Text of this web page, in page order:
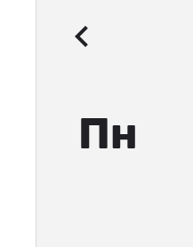
Пн